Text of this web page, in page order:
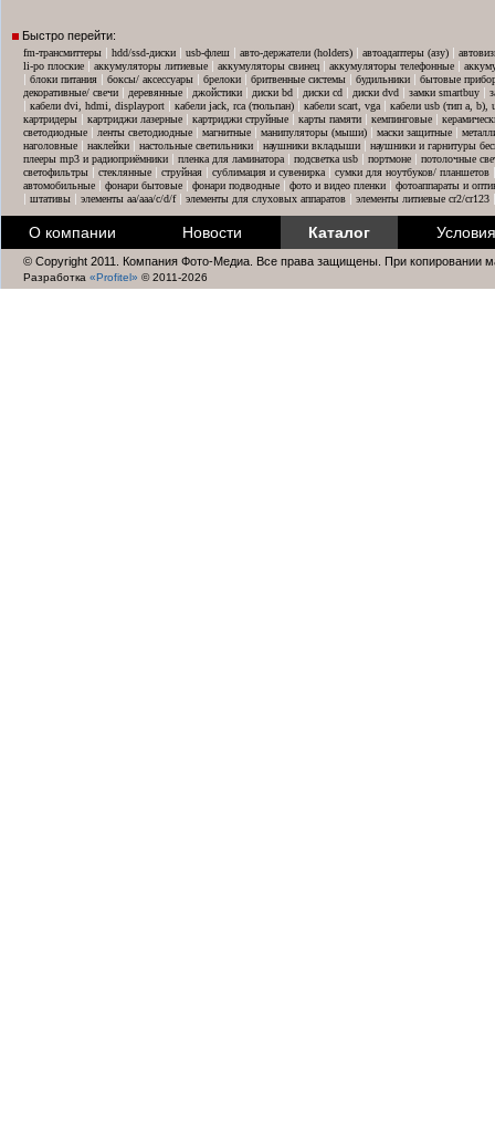
Быстро перейти:
fm-трансмиттеры | hdd/ssd-диски | usb-флеш | авто-держатели (holders) | автоадаптеры (азу) |
li-po плоские | аккумуляторы литиевые | аккумуляторы свинец | аккумуляторы телефонные |
| блоки питания | боксы/ аксессуары | брелоки | бритвенные системы | будильники | бытовые
декоративные/ свечи | деревянные | джойстики | диски bd | диски cd | диски dvd | замки smartbuy |
| кабели dvi, hdmi, displayport | кабели jack, rca (тюльпан) | кабели scart, vga | кабели usb (тип a, b),
картридеры | картриджи лазерные | картриджи струйные | карты памяти | кемпинговые |
светодиодные | ленты светодиодные | магнитные | манипуляторы (мыши) | маски защитные |
наголовные | наклейки | настольные светильники | наушники вкладыши | наушники и гарнитуры
плееры mp3 и радиоприёмники | пленка для ламинатора | подсветка usb | портмоне | потолочные
светофильтры | стеклянные | струйная | сублимация и сувенирка | сумки для ноутбуков/ планшетов
автомобильные | фонари бытовые | фонари подводные | фото и видео пленки | фотоаппараты и
| штативы | элементы aa/aaa/c/d/f| элементы для слуховых аппаратов | элементы литиевые cr2/cr123
О компании Новости Каталог
© Copyright 2011. Компания Фото-Медиа. Все права защищены. При копировании
Разработка «Profitel» © 2011-2026